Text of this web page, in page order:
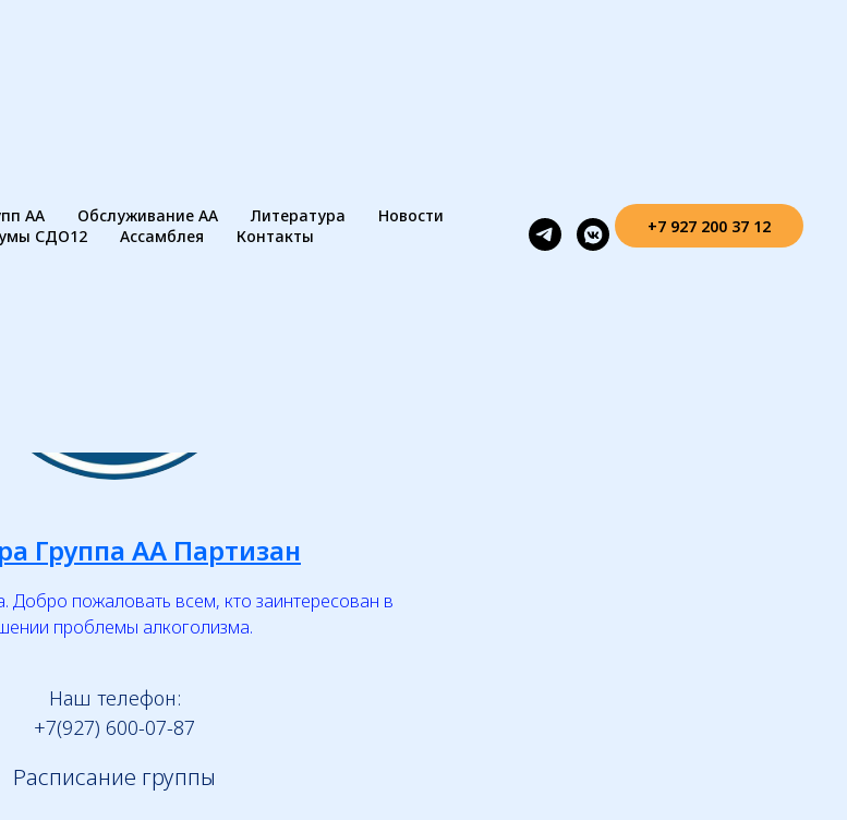
АА Обслуживание АА Литература
Новости
СДО12 Ассамблея Контакты +7 927 200 37 12
Группа АА Партизан
Добро пожаловать всем, кто заинтересован в
проблемы алкоголизма.
Наш телефон:
+7(927) 600-07-87
Расписание группы